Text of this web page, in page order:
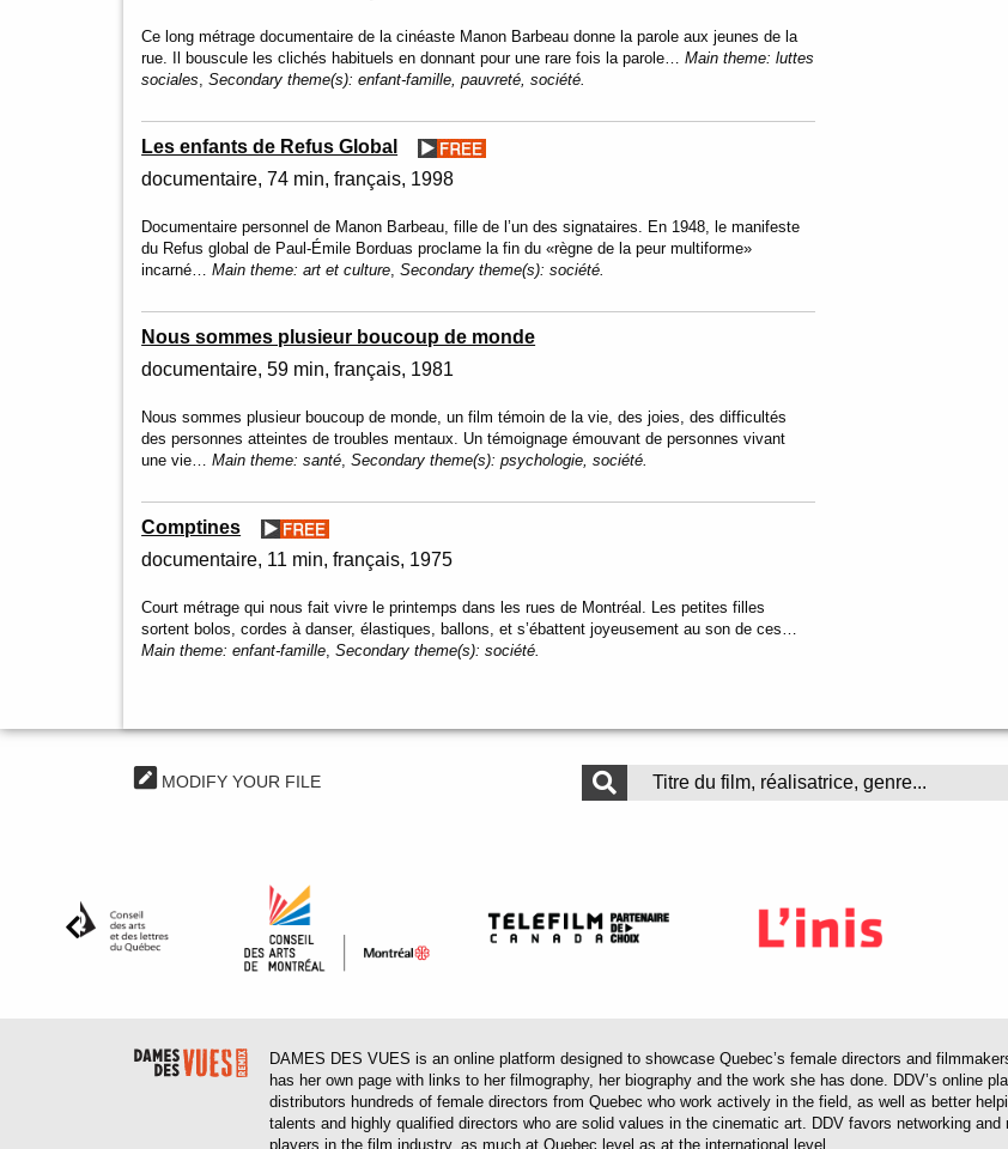
Ce long métrage documentaire de la cinéaste Manon Barbeau donne la parole aux jeunes de la
rue. Il bouscule les clichés habituels en donnant pour une rare fois la parole…Main theme:luttes
sociales,Secondary theme(s):enfant-famille, pauvreté, société.
Les enfants de Refus Global
documentaire 74 min français 1998
Documentaire personnel de Manon Barbeau, fille de l’un des signataires. En 1948, le manifeste
du Refus global de Paul-Émile Borduas proclame la fin du «règne de la peur multiforme»
incarné…Main theme:art et culture,Secondary theme(s):société.
Nous sommes plusieur boucoup de monde
documentaire 59 min français 1981
Nous sommes plusieur boucoup de monde, un film témoin de la vie, des joies, des difficultés
des personnes atteintes de troubles mentaux. Un témoignage émouvant de personnes vivant
une vie…Main theme:santé,Secondary theme(s):psychologie, société.
Comptines
documentaire 11 min français 1975
Court métrage qui nous fait vivre le printemps dans les rues de Montréal. Les petites filles
sortent bolos, cordes à danser, élastiques, ballons, et s’ébattent joyeusement au son de ces…
Main theme:enfant-famille,Secondary theme(s):société.
MODIFY YOUR FILE
DAMES DES VUES is an online platform designed to showcase Quebec’s female directors and
has her own page with links to her filmography, her biography and the work she has done. DDV’s online
distributors hundreds of female directors from Quebec who work actively in the field, as well as better
talents and highly qualified directors who are solid values in the cinematic art. DDV favors networking
players in the film industry, as much at Quebec level as at the international level.